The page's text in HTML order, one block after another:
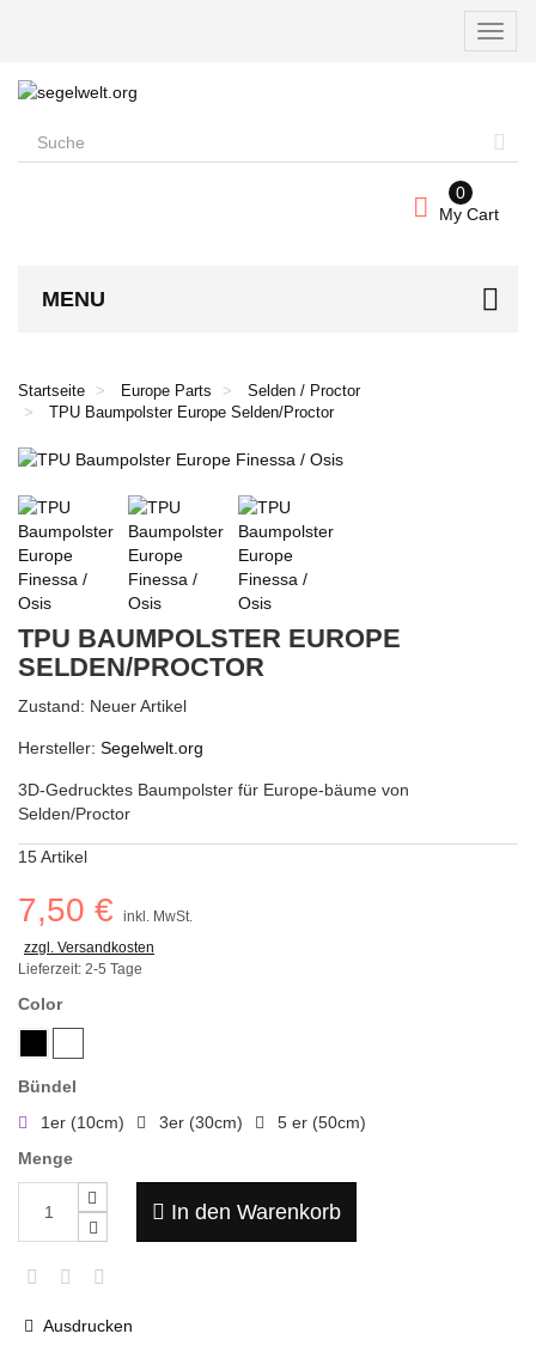
My Cart
0
MENU
Startseite Europe Parts
Selden / Proctor
TPU Baumpolster Europe Selden/Proctor
TPU BAUMPOLSTER EUROPE
SELDEN/PROCTOR
Zustand: Neuer Artikel
Hersteller: Segelwelt.org
3D-Gedrucktes Baumpolster für Europe-bäume von
Selden/Proctor
15Artikel
7,50 €
inkl. MwSt.
zzgl. Versandkosten
Lieferzeit: 2-5 Tage
Color
Bündel
1er (10cm)
3er (30cm)
5 er (50cm)
Menge
In den Warenkorb
Ausdrucken